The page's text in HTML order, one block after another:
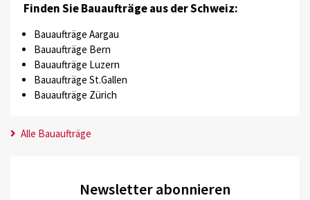
Finden Sie Bauaufträge aus der Schweiz:
Bauaufträge Aargau
Bauaufträge Bern
Bauaufträge Luzern
Bauaufträge St.Gallen
Bauaufträge Zürich
Alle Bauaufträge
Newsletter abonnieren